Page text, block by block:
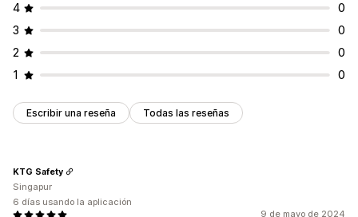
4
0
3
0
2
0
1
0
Escribir una reseña Todas las reseñas
9 de mayo de 2024
KTG Safety
Singapur
6 días usando la aplicación